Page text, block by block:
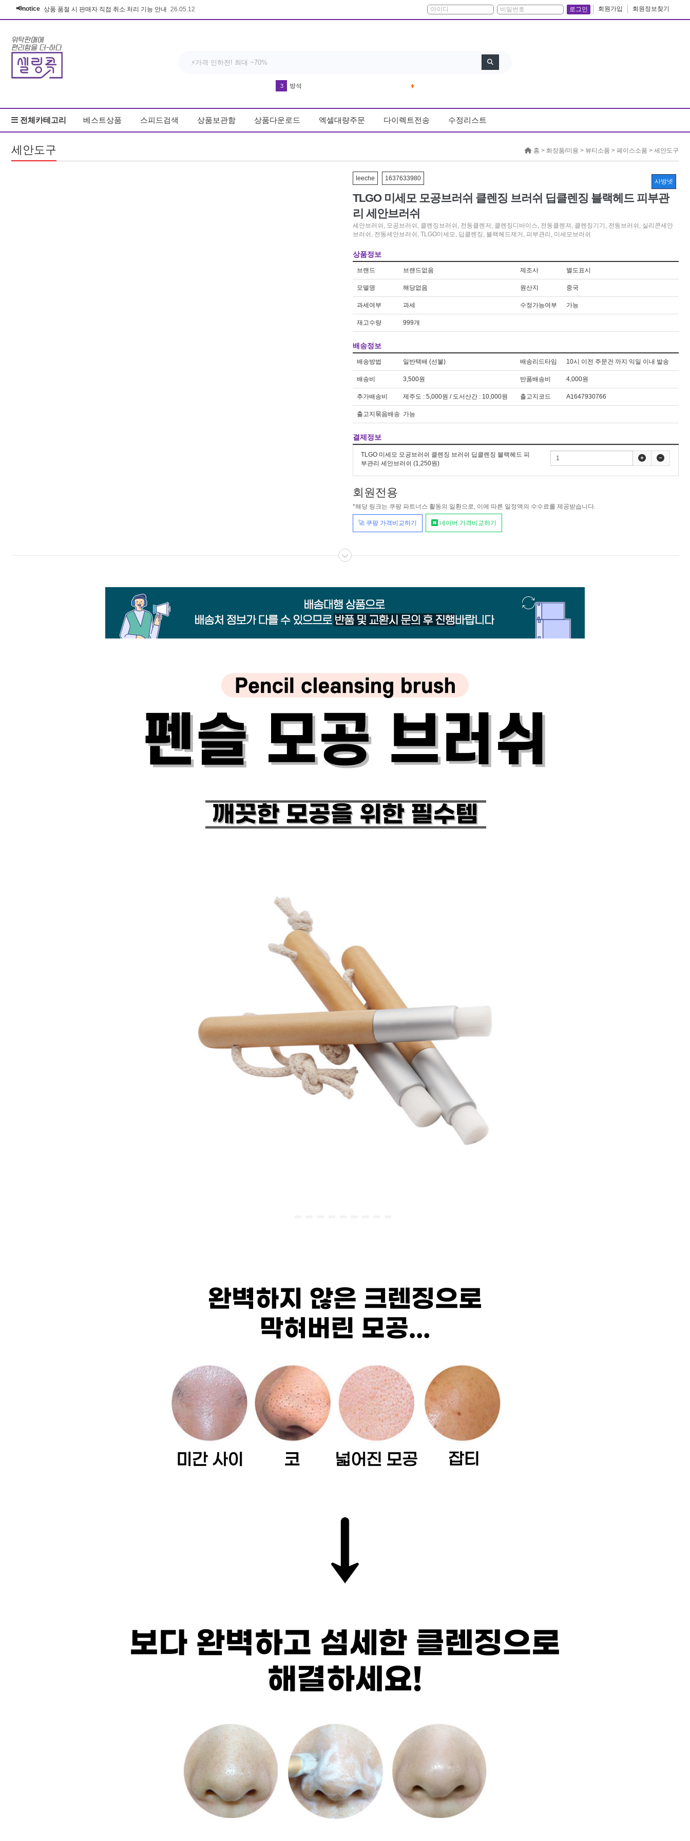
📢notice 상품 품절 시 판매자 직접 취소 처리 기능 안내 26.05.12 로그인 회원가입 회원정보찾기
4 다운블로우-DB8003 남자골프장갑왼손(기존 DB8001)
6 드라이기
8 커피
전체카테고리 베스트상품 스피드검색 상품보관함 상품다운로드 엑셀대량주문 다이렉트전송 수정리스트
홈 > 화장품/미용 > 뷰티소품 > 페이스소품 > 세안도구
세안도구
leeche 1637633980 사방넷
TLGO 미세모 모공브러쉬 클렌징 브러쉬 딥클렌징 블랙헤드 피부관
리 세안브러쉬
세안브러쉬 , 모공브러쉬 , 클렌징브러쉬 , 전동클렌저 , 클렌징디바이스, 전동클렌져 , 클렌징기기 , 전동브러쉬 , 실리콘세안
브러쉬 , 전동세안브러쉬 , TLGO미세모, 딥클렌징 , 블랙헤드제거 , 피부관리 , 미세모브러쉬
상품정보
브랜드 브랜드없음 제조사 별도표시
모델명 해당없음 원산지 중국
과세여부 과세 수정가능여부 가능
재고수량 999개
배송정보
배송방법 일반택배 (선불) 배송리드타임 10시 이전 주문건 까지 익일 이내 발송
배송비 3,500원 반품배송비 4,000원
추가배송비 제주도 : 5,000원 / 도서산간 : 10,000원 출고지코드 A1647930766
출고지묶음배송 가능
결제정보
TLGO 미세모 모공브러쉬 클렌징 브러쉬 딥클렌징 블랙헤드 피
부관리 세안브러쉬 (1,250원)
회원전용
*해당 링크는 쿠팡 파트너스 활동의 일환으로, 이에 따른 일정액의 수수료를 제공받습니다.
🚀 쿠팡 가격비교하기 네이버 가격비교하기